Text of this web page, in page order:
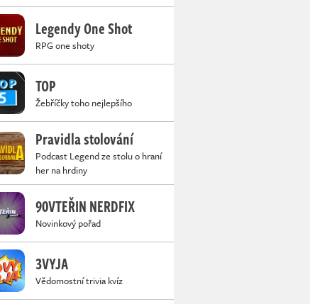
Legendy One Shot
RPG one shoty
TOP
Žebříčky toho nejlepšího
Pravidla stolování
Podcast Legend ze stolu o hraní
her na hrdiny
90VTEŘIN NERDFIX
Novinkový pořad
3VYJA
Vědomostní trivia kvíz